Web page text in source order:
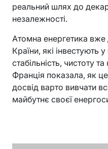
реальний шлях до
незалежності.
Атомна енергетика вже
Країни, які інвестують
стабільність, чистоту
Франція показала, як
досвід варто вивчати
майбутнє своєї